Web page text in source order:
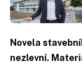
Novela
nezlevní.